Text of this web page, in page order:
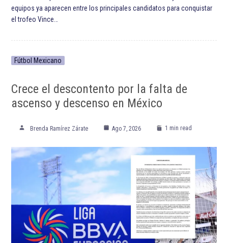
equipos ya aparecen entre los principales candidatos para conquistar
el trofeo Vince…
Fútbol Mexicano
Crece el descontento por la falta de
ascenso y descenso en México
Brenda Ramírez Zárate Ago 7, 2026 1 min read